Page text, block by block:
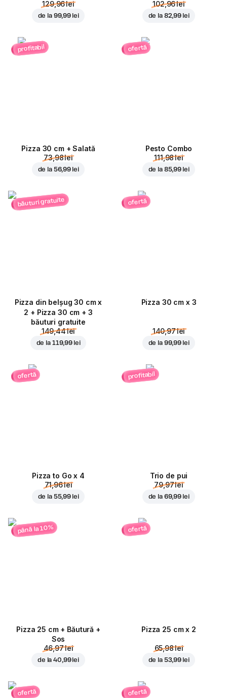
129,96 lei
de la 99,99 lei
102,96 lei
de la 82,99 lei
profitabil
Pizza 30 cm + Salată
73,98 lei
de la 56,99 lei
ofertă
Pesto Combo
111,98 lei
de la 85,99 lei
băuturi gratuite
Pizza din belșug 30 cm x
2 + Pizza 30 cm + 3
băuturi gratuite
149,44 lei
de la 119,99 lei
ofertă
Pizza 30 cm x 3
140,97 lei
de la 99,99 lei
ofertă
Pizza to Go x 4
71,96 lei
de la 55,99 lei
profitabil
Trio de pui
79,97 lei
de la 69,99 lei
până la 10%
Pizza 25 cm + Băutură +
Sos
46,97 lei
de la40,99 lei
ofertă
Pizza 25 cm x 2
65,98 lei
de la 53,99 lei
ofertă ofertă